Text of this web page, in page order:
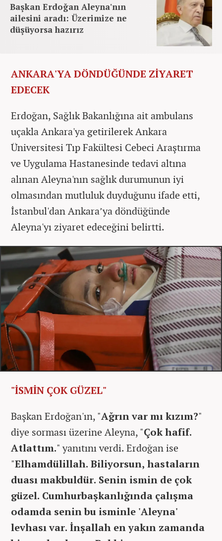
Başkan Erdoğan Aleyna'nın
ailesini aradı: Üzerimize ne
düşüyorsa hazırız
ANKARA'YA DÖNDÜĞÜNDE ZİYARET
EDECEK
Erdoğan, Sağlık Bakanlığına ait ambulans
uçakla Ankara'ya getirilerek Ankara
Üniversitesi Tıp Fakültesi Cebeci Araştırma
ve Uygulama Hastanesinde tedavi altına
alınan Aleyna'nın sağlık durumunun iyi
olmasından mutluluk duyduğunu ifade etti,
İstanbul'dan Ankara’ya döndüğünde
Aleyna'yı ziyaret edeceğini belirtti.
"İSMİN ÇOK GÜZEL"
BaşkanErdoğan'ın, "Ağrın var mı kızım?"
diye sorması üzerine Aleyna, "Çok hafif.
Atlattım." yanıtını verdi. Erdoğan ise
"Elhamdülillah. Biliyorsun, hastaların
duası makbuldür. Senin ismin de çok
güzel. Cumhurbaşkanlığında çalışma
odamda senin bu isminle 'Aleyna'
levhası var. İnşallah en yakın zamanda